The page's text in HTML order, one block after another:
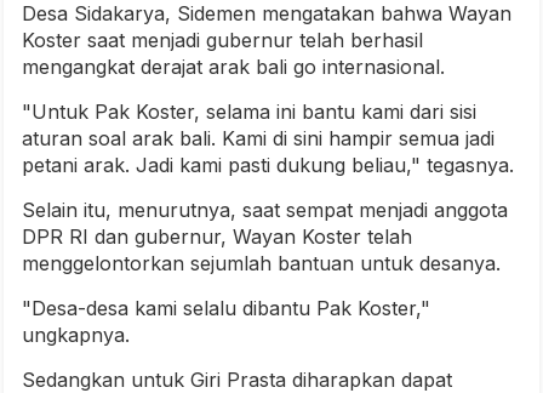
Desa Sidakarya, Sidemen mengatakan bahwa Wayan
Koster saat menjadi gubernur telah berhasil
mengangkat derajat arak bali go internasional.
"Untuk Pak Koster, selama ini bantu kami dari sisi
aturan soal arak bali. Kami di sini hampir semua jadi
petani arak. Jadi kami pasti dukung beliau," tegasnya.
Selain itu, menurutnya, saat sempat menjadi anggota
DPR RI dan gubernur, Wayan Koster telah
menggelontorkan sejumlah bantuan untuk desanya.
"Desa-desa kami selalu dibantu Pak Koster,"
ungkapnya.
Sedangkan untuk Giri Prasta diharapkan dapat